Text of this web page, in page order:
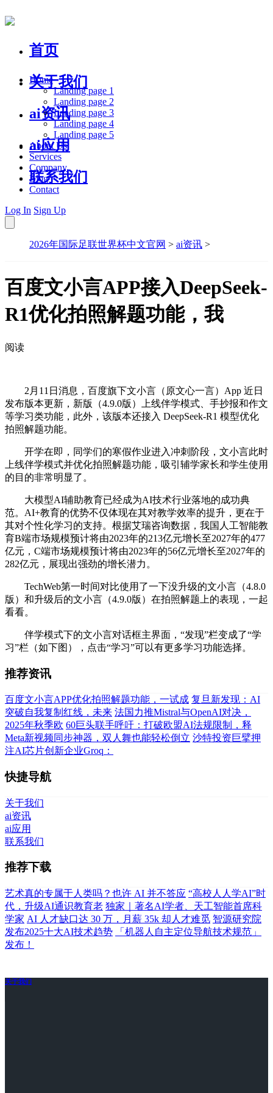
首页
关于我们
ai资讯
ai应用
联系我们
Home
Landing page 1
Landing page 2
Landing page 3
Landing page 4
Landing page 5
About Us
Services
Company
Blog
Contact
Log In Sign Up
2026年国际足联世界杯中文官网 > ai资讯 >
百度文小言APP接入DeepSeek-
R1优化拍照解题功能，我
阅读
2月11日消息，百度旗下文小言（原文心一言）App 近日
发布版本更新，新版（4.9.0版）上线伴学模式、手抄报和作文
等学习类功能，此外，该版本还接入 DeepSeek-R1 模型优化
拍照解题功能。
开学在即，同学们的寒假作业进入冲刺阶段，文小言此时
上线伴学模式并优化拍照解题功能，吸引辅学家长和学生使用
的目的非常明显了。
大模型AI辅助教育已经成为AI技术行业落地的成功典
范。AI+教育的优势不仅体现在其对教学效率的提升，更在于
其对个性化学习的支持。根据艾瑞咨询数据，我国人工智能教
育B端市场规模预计将由2023年的213亿元增长至2027年的477
亿元，C端市场规模预计将由2023年的56亿元增长至2027年的
282亿元，展现出强劲的增长潜力。
TechWeb第一时间对比使用了一下没升级的文小言（4.8.0
版）和升级后的文小言（4.9.0版）在拍照解题上的表现，一起
看看。
伴学模式下的文小言对话框主界面，“发现”栏变成了“学
习”栏（如下图），点击“学习”可以有更多学习功能选择。
推荐资讯
百度文小言APP优化拍照解题功能，一试成 复旦新发现：AI
突破自我复制红线，未来 法国力推Mistral与OpenAI对决，
2025年秋季欧 60巨头联手呼吁：打破欧盟AI法规限制，释
Meta新视频同步神器，双人舞也能轻松倒立 沙特投资巨擘押
注AI芯片创新企业Groq：
快捷导航
关于我们
ai资讯
ai应用
联系我们
推荐下载
艺术真的专属于人类吗？也许 AI 并不答应 “高校人人学AI”时
代，升级AI通识教育老 独家｜著名AI学者、天工智能首席科
学家 AI 人才缺口达 30 万，月薪 35k 却人才难觅 智源研究院
发布2025十大AI技术趋势
「机器人自主定位导航技术规范」
发布！
关于我们